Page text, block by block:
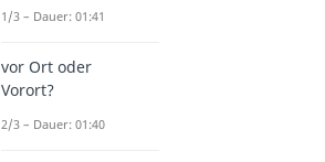
1/3 – Dauer: 01:41
vor Ort oder
Vorort?
2/3 – Dauer: 01:40